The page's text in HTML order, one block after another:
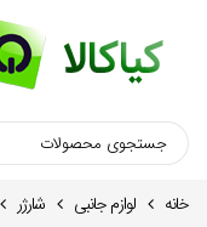
خانه لوازم جانبی شارژر